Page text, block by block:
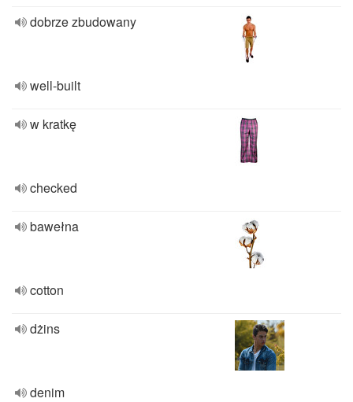
dobrze zbudowany
well-built
w kratkę
checked
bawełna
cotton
dżins
denim